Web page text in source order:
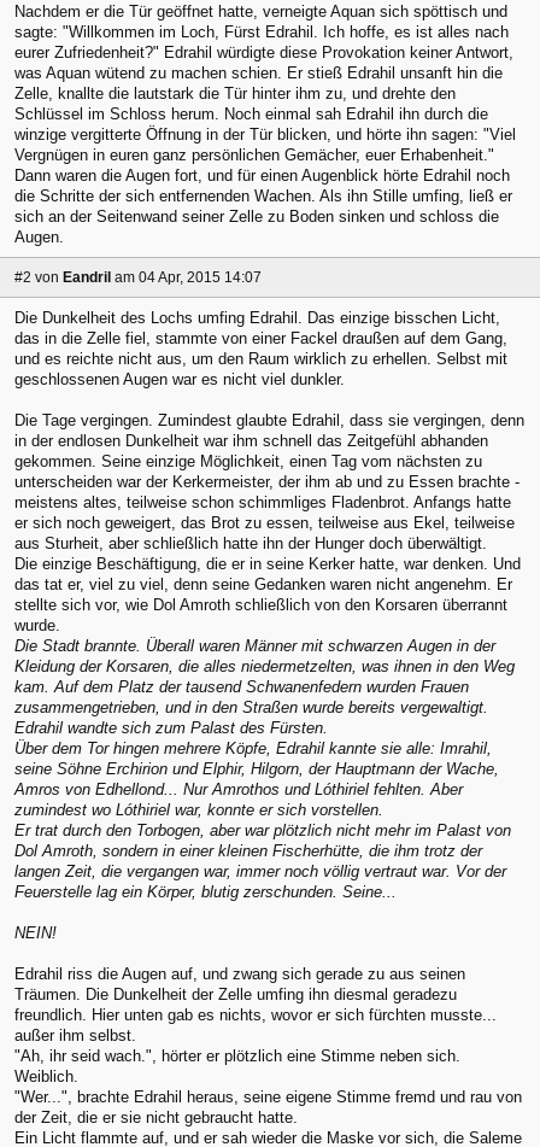
Nachdem er die Tür geöffnet hatte, verneigte Aquan sich spöttisch und
sagte: "Willkommen im Loch, Fürst Edrahil. Ich hoffe, es ist alles nach
eurer Zufriedenheit?" Edrahil würdigte diese Provokation keiner Antwort,
was Aquan wütend zu machen schien. Er stieß Edrahil unsanft hin die
Zelle, knallte die lautstark die Tür hinter ihm zu, und drehte den
Schlüssel im Schloss herum. Noch einmal sah Edrahil ihn durch die
winzige vergitterte Öffnung in der Tür blicken, und hörte ihn sagen: "Viel
Vergnügen in euren ganz persönlichen Gemächer, euer Erhabenheit."
Dann waren die Augen fort, und für einen Augenblick hörte Edrahil noch
die Schritte der sich entfernenden Wachen. Als ihn Stille umfing, ließ er
sich an der Seitenwand seiner Zelle zu Boden sinken und schloss die
Augen.
#2 von Eandril am 04 Apr, 2015 14:07
Die Dunkelheit des Lochs umfing Edrahil. Das einzige bisschen Licht,
das in die Zelle fiel, stammte von einer Fackel draußen auf dem Gang,
und es reichte nicht aus, um den Raum wirklich zu erhellen. Selbst mit
geschlossenen Augen war es nicht viel dunkler.
Die Tage vergingen. Zumindest glaubte Edrahil, dass sie vergingen, denn
in der endlosen Dunkelheit war ihm schnell das Zeitgefühl abhanden
gekommen. Seine einzige Möglichkeit, einen Tag vom nächsten zu
unterscheiden war der Kerkermeister, der ihm ab und zu Essen brachte -
meistens altes, teilweise schon schimmliges Fladenbrot. Anfangs hatte
er sich noch geweigert, das Brot zu essen, teilweise aus Ekel, teilweise
aus Sturheit, aber schließlich hatte ihn der Hunger doch überwältigt.
Die einzige Beschäftigung, die er in seine Kerker hatte, war denken. Und
das tat er, viel zu viel, denn seine Gedanken waren nicht angenehm. Er
stellte sich vor, wie Dol Amroth schließlich von den Korsaren überrannt
wurde.
Die Stadt brannte. Überall waren Männer mit schwarzen Augen in der
Kleidung der Korsaren, die alles niedermetzelten, was ihnen in den Weg
kam. Auf dem Platz der tausend Schwanenfedern wurden Frauen
zusammengetrieben, und in den Straßen wurde bereits vergewaltigt.
Edrahil wandte sich zum Palast des Fürsten.
Über dem Tor hingen mehrere Köpfe, Edrahil kannte sie alle: Imrahil,
seine Söhne Erchirion und Elphir, Hilgorn, der Hauptmann der Wache,
Amros von Edhellond... Nur Amrothos und Lóthiriel fehlten. Aber
zumindest wo Lóthiriel war, konnte er sich vorstellen.
Er trat durch den Torbogen, aber war plötzlich nicht mehr im Palast von
Dol Amroth, sondern in einer kleinen Fischerhütte, die ihm trotz der
langen Zeit, die vergangen war, immer noch völlig vertraut war. Vor der
Feuerstelle lag ein Körper, blutig zerschunden. Seine...
NEIN!
Edrahil riss die Augen auf, und zwang sich gerade zu aus seinen
Träumen. Die Dunkelheit der Zelle umfing ihn diesmal geradezu
freundlich. Hier unten gab es nichts, wovor er sich fürchten musste...
außer ihm selbst.
"Ah, ihr seid wach.", hörter er plötzlich eine Stimme neben sich.
Weiblich.
"Wer...", brachte Edrahil heraus, seine eigene Stimme fremd und rau von
der Zeit, die er sie nicht gebraucht hatte.
Ein Licht flammte auf, und er sah wieder die Maske vor sich, die Saleme